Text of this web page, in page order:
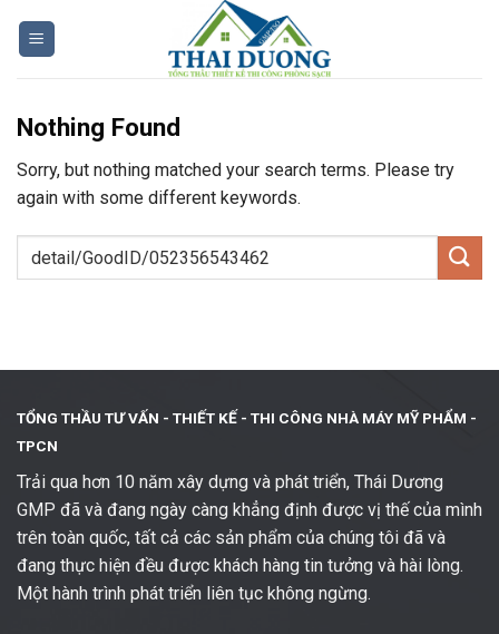
Nothing Found
Sorry, but nothing matched your search terms. Please try
again with some different keywords.
TỔNG THẦU TƯ VẤN - THIẾT KẾ - THI CÔNG NHÀ MÁY MỸ PHẨM -
TPCN
Trải qua hơn 10 năm xây dựng và phát triển, Thái Dương
GMP đã và đang ngày càng khẳng định được vị thế của mình
trên toàn quốc, tất cả các sản phẩm của chúng tôi đã và
đang thực hiện đều được khách hàng tin tưởng và hài lòng.
Một hành trình phát triển liên tục không ngừng.